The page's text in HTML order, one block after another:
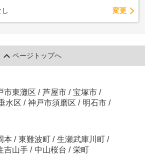
変更
ページトップへ
市東灘区 / 芦屋市 / 宝塚市 /
水区 / 神戸市須磨区 / 明石市 /
本 / 東難波町 / 生瀬武庫川町 /
吉山手 / 中山桜台 / 栄町